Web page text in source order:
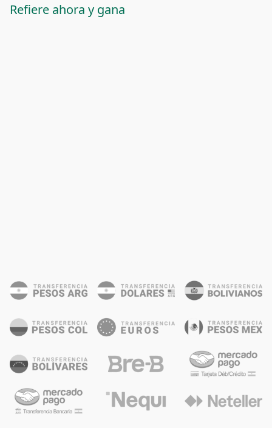
Refiere ahora y gana